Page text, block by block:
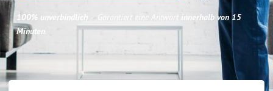
100% unverbindlich – Garantiert eine Antwort
innerhalb von 15
Minuten.